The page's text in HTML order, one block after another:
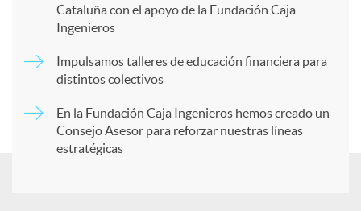
Cataluña con el apoyo de la Fundación Caja
Ingenieros
Impulsamos talleres de educación financiera para
distintos colectivos
En la Fundación Caja Ingenieros hemos creado un
Consejo Asesor para reforzar nuestras líneas
estratégicas